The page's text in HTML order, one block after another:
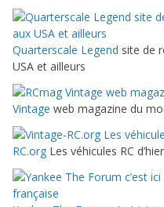
Quarterscale Legend site de
USA et ailleurs
Vintage web magazine du
RC.org Les véhicules RC